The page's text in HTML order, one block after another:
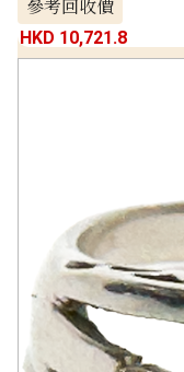
參考回收價
HKD 10,721.8